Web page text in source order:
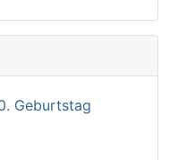
Geburtstag